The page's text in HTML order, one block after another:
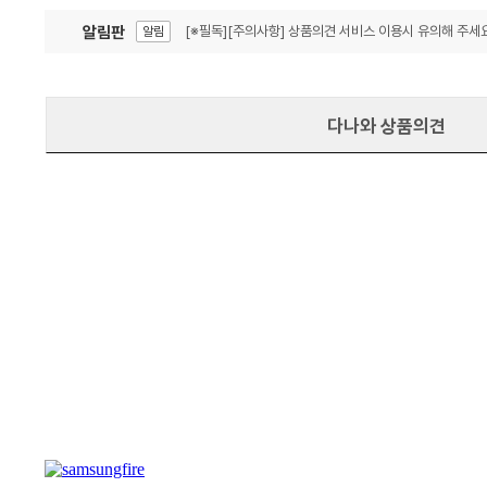
알림판 알림 [※필독][주의사항] 상품의견 서비스 이용시 유의해 주세
다나와 상품의견